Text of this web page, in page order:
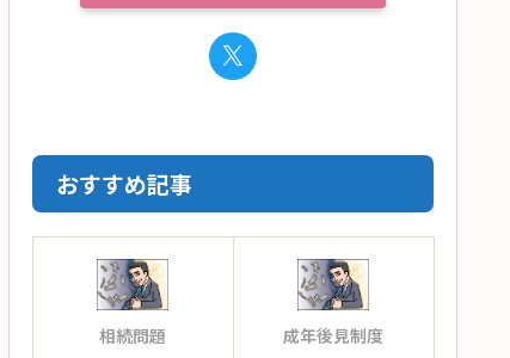
おすすめ記事
相続問題 成年後見制度